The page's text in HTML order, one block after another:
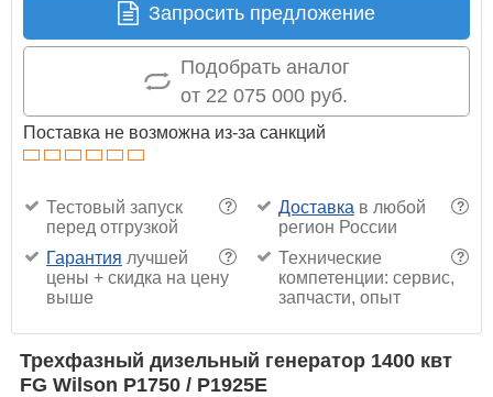
Запросить предложение
Подобрать аналог
от 22 075 000 руб.
Поставка не возможна из-за санкций
?
Тестовый запуск
перед отгрузкой
?
Доставка в любой
регион России
?
Гарантия лучшей
цены + скидка на цену
выше
?
Технические
компетенции: сервис,
запчасти, опыт
Трехфазный дизельный генератор 1400 квт
FG Wilson P1750 / P1925E